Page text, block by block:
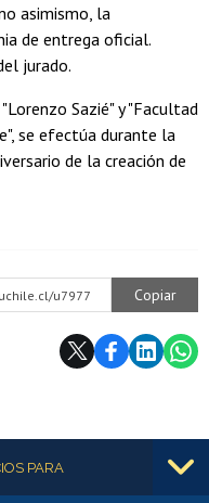
asimismo, la
de entrega oficial.
jurado.
Sazié" y "Facultad
se efectúa durante la
de la creación de
u7977 Copiar
PARA